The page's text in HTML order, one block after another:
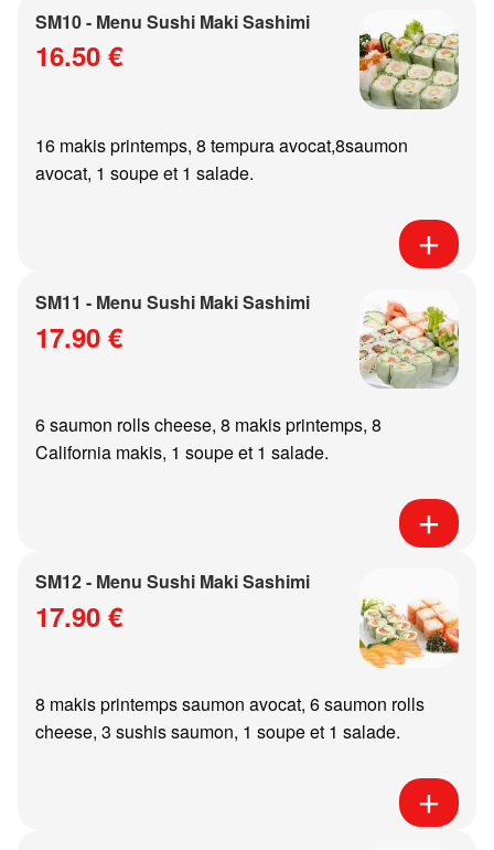
SM10 - Menu Sushi Maki Sashimi
16.50 €
16 makis printemps, 8 tempura avocat,8saumon
avocat, 1 soupe et 1 salade.
SM11 - Menu Sushi Maki Sashimi
17.90 €
6 saumon rolls cheese, 8 makis printemps, 8
California makis, 1 soupe et 1 salade.
SM12 - Menu Sushi Maki Sashimi
17.90 €
8 makis printemps saumon avocat, 6 saumon rolls
cheese, 3 sushis saumon, 1 soupe et 1 salade.